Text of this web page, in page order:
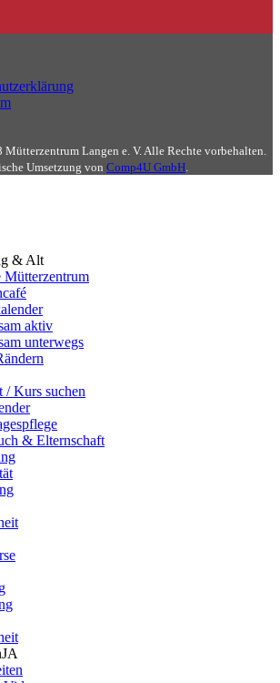
Langen e. V. Alle Rechte vorbehalten.
Umsetzung von Comp4U GmbH
& Alt
Mütterzentrum
aktiv
unterwegs
/ Kurs suchen
& Elternschaft